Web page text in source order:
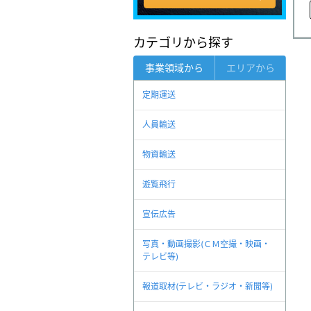
カテゴリから探す
事業領域から エリアから
定期運送
人員輸送
物資輸送
遊覧飛行
宣伝広告
写真・動画撮影(ＣＭ空撮・映画・
テレビ等)
報道取材(テレビ・ラジオ・新聞等)